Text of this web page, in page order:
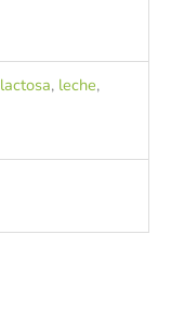
lactosa, leche,